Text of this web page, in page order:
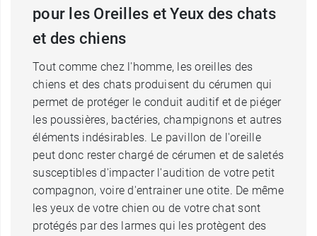
pour les Oreilles et Yeux des chats
et des chiens
Tout comme chez l'homme, les oreilles des
chiens et des chats produisent du cérumen qui
permet de protéger le conduit auditif et de piéger
les poussières, bactéries, champignons et autres
éléments indésirables. Le pavillon de l'oreille
peut donc rester chargé de cérumen et de saletés
susceptibles d'impacter l'audition de votre petit
compagnon, voire d'entrainer une otite. De même
les yeux de votre chien ou de votre chat sont
protégés par des larmes qui les protègent des